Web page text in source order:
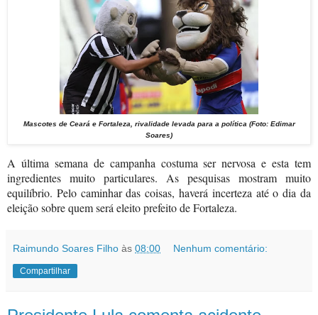
Mascotes de Ceará e Fortaleza, rivalidade levada para a política (Foto: Edimar
Soares)
A última semana de campanha costuma ser nervosa e esta tem
ingredientes muito particulares. As pesquisas mostram muito
equilíbrio. Pelo caminhar das coisas, haverá incerteza até o dia da
eleição sobre quem será eleito prefeito de Fortaleza.
Raimundo Soares Filho às 08:00 Nenhum comentário:
Compartilhar